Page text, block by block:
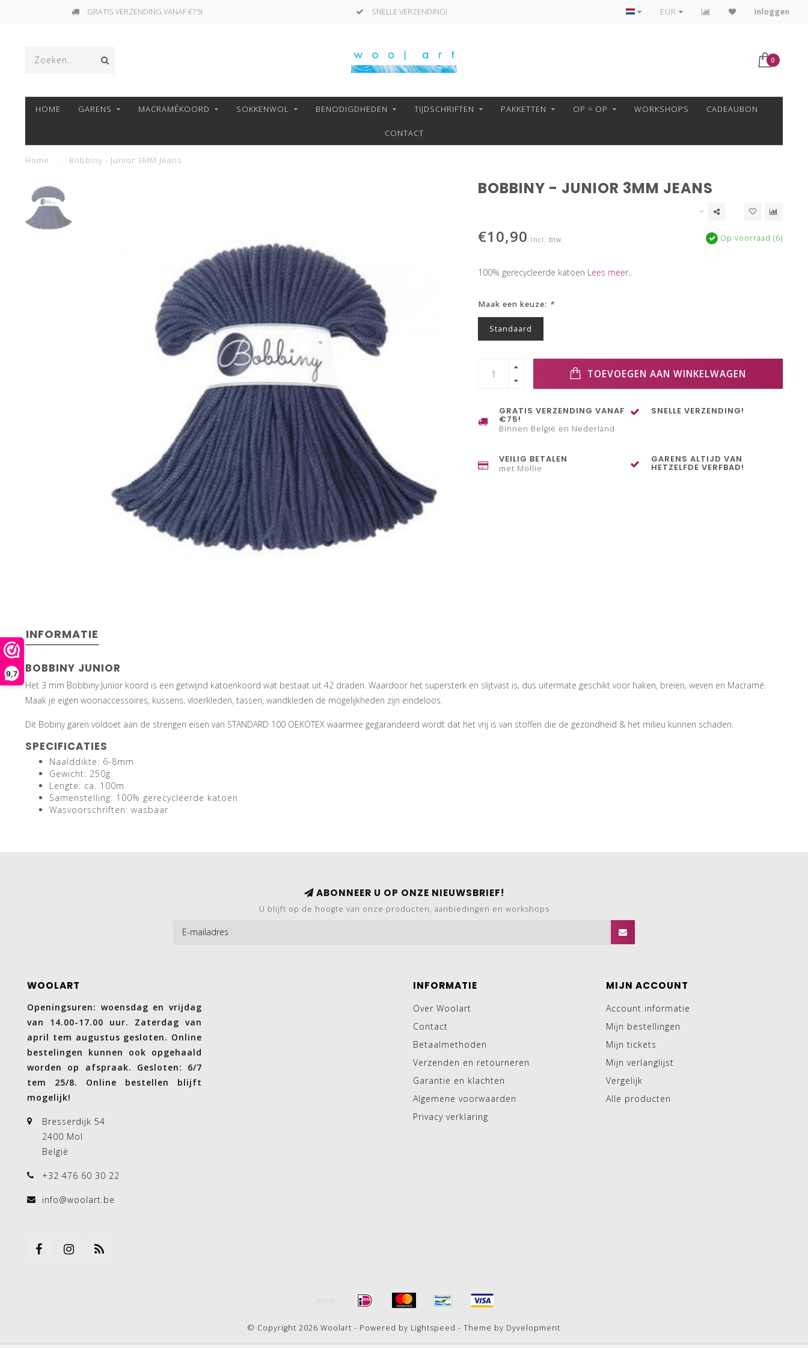
9,7
GRATIS VERZENDING VANAF €75! SNELLE VERZENDING! VEILIG BETALEN MET MOLLIE!
EUR Inloggen
0
HOME GARENS MACRAMÉKOORD SOKKENWOL BENODIGDHEDEN TIJDSCHRIFTEN PAKKETTEN OP = OP WORKSHOPS CADEAUBON
CONTACT
Home Bobbiny - Junior 3MM Jeans
BOBBINY - JUNIOR 3MM JEANS
€10,90 Incl. btw Op voorraad (6)
100% gerecycleerde katoen Lees meer..
Maak een keuze: *
Standaard
TOEVOEGEN AAN WINKELWAGEN
GRATIS VERZENDING VANAF
€75!
Binnen België en Nederland
SNELLE VERZENDING!
VEILIG BETALEN
met Mollie
GARENS ALTIJD VAN
HETZELFDE VERFBAD!
INFORMATIE
BOBBINY JUNIOR
Het 3 mm Bobbiny Junior koord is een getwijnd katoenkoord wat bestaat uit 42 draden. Waardoor het supersterk en slijtvast is, dus uitermate geschikt voor haken, breien, weven en Macramé.
Maak je eigen woonaccessoires, kussens, vloerkleden, tassen, wandkleden de mogelijkheden zijn eindeloos.
Dit Bobiny garen voldoet aan de strengen eisen van STANDARD 100 OEKOTEX waarmee gegarandeerd wordt dat het vrij is van stoffen die de gezondheid & het milieu kunnen schaden.
SPECIFICATIES
Naalddikte: 6-8mm
Gewicht: 250g
Lengte: ca. 100m
Samenstelling: 100% gerecycleerde katoen
Wasvoorschriften: wasbaar
ABONNEER U OP ONZE NIEUWSBRIEF!
U blijft op de hoogte van onze producten, aanbiedingen en workshops
WOOLART
Openingsuren: woensdag en vrijdag
van 14.00-17.00 uur. Zaterdag van
april tem augustus gesloten. Online
bestelingen kunnen ook opgehaald
worden op afspraak. Gesloten: 6/7
tem 25/8. Online bestellen blijft
mogelijk!
Bresserdijk 54
2400 Mol
België
+32 476 60 30 22
info@woolart.be
INFORMATIE
Over Woolart
Contact
Betaalmethoden
Verzenden en retourneren
Garantie en klachten
Algemene voorwaarden
Privacy verklaring
MIJN ACCOUNT
Account informatie
Mijn bestellingen
Mijn tickets
Mijn verlanglijst
Vergelijk
Alle producten
© Copyright 2026 Woolart - Powered by Lightspeed - Theme by Dyvelopment